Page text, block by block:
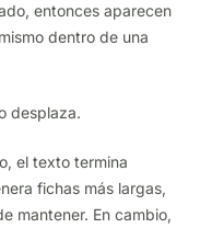
entonces aparecen
dentro de una
desplaza.
el texto termina
fichas más largas,
mantener. En cambio,